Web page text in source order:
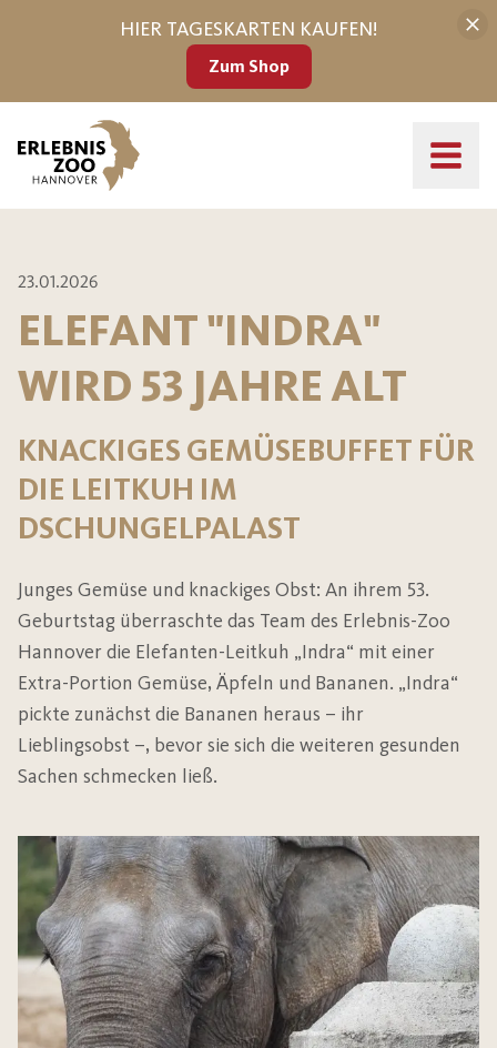
HIER TAGESKARTEN KAUFEN!
Zum Shop
23.01.2026
ELEFANT "INDRA"
WIRD 53 JAHRE ALT
KNACKIGES GEMÜSEBUFFET FÜR
DIE LEITKUH IM
DSCHUNGELPALAST
Junges Gemüse und knackiges Obst: An ihrem 53.
Geburtstag überraschte das Team des Erlebnis-Zoo
Hannover die Elefanten-Leitkuh „Indra“ mit einer
Extra-Portion Gemüse, Äpfeln und Bananen. „Indra“
pickte zunächst die Bananen heraus – ihr
Lieblingsobst –, bevor sie sich die weiteren gesunden
Sachen schmecken ließ.